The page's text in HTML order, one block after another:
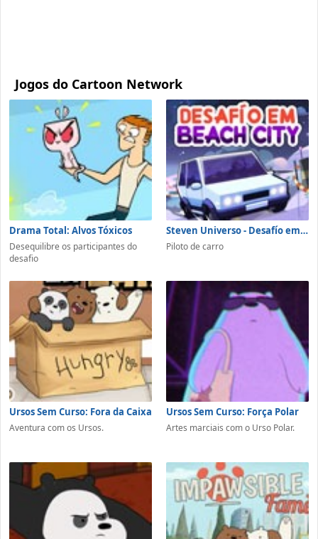
Jogos do Cartoon Network
Drama Total: Alvos Tóxicos
Desequilibre os participantes do
desafio
Steven Universo - Desafío em Beach City
Piloto de carro
Ursos Sem Curso: Fora da Caixa
Aventura com os Ursos.
Ursos Sem Curso: Força Polar
Artes marciais com o Urso Polar.